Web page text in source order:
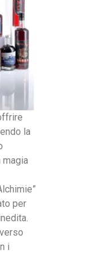
la
magia
per
i